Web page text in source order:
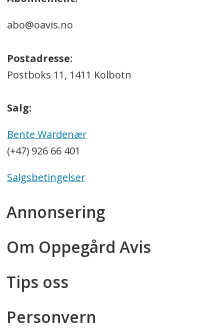
abo@oavis.no
Postadresse:
Postboks 11, 1411 Kolbotn
Salg:
Bente Wardenær
(+47) 926 66 401
Salgsbetingelser
Annonsering
Om Oppegård Avis
Tips oss
Personvern